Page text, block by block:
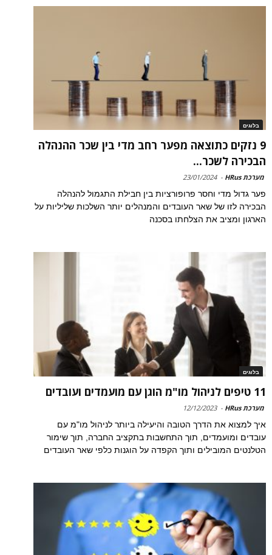
בלוגים
9 נזקים כתוצאה מפער רחב מדי בין שכר ההנהלה
הבכירה לשכר...
מערכת HRus -
23/01/2024
פער גדול מדי וחסר פרופורציות בין חבילת התגמול להנהלה
הבכירה לזו של שאר העובדים והמנהלים יותר השלכות שליליות על
הארגון ומציב את הצלחתו בסכנה
בלוגים
11 טיפים לניהול מו"מ הוגן עם מועמדים ועובדים
מערכת HRus -
12/12/2023
איך למצוא את הדרך הטובה והיעילה ביותר לניהול מו"מ עם
עובדים ומועמדים, תוך התחשבות בתקציב החברה, תוך שימור
הטלנטים המובילים ותוך הקפדה על הוגנות כלפי שאר העובדים